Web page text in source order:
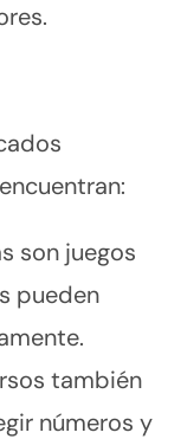
son juegos
pueden
también
números y